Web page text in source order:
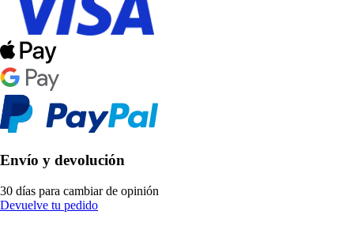
Envío y devolución
30 días para cambiar de opinión
Devuelve tu pedido